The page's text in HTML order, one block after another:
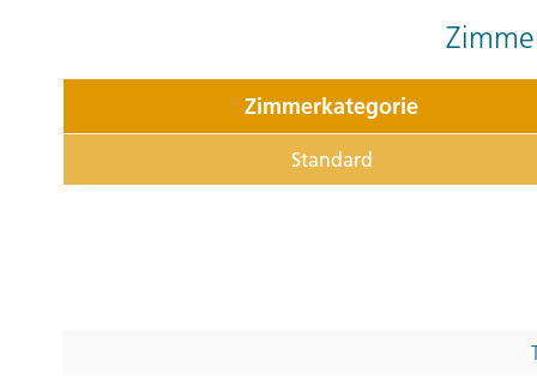
Zimmerkategorie
Standard